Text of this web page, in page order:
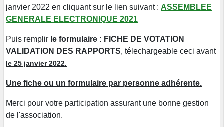
janvier 2022 en cliquant sur le lien suivant : ASSEMBLEE
GENERALE ELECTRONIQUE 2021
Puis remplir le formulaire : FICHE DE VOTATION
VALIDATION DES RAPPORTS, télechargeable ceci avant
le 25 janvier 2022.
Une fiche ou un formulaire par personne adhérente.
Merci pour votre participation assurant une bonne gestion
de l'association.